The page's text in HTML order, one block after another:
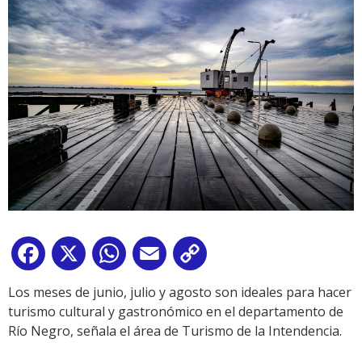
Facebook
X WhatsApp
Email
Link
Los meses de junio, julio y agosto son ideales para hacer
turismo cultural y gastronómico en el departamento de
Río Negro, señala el área de Turismo de la Intendencia.